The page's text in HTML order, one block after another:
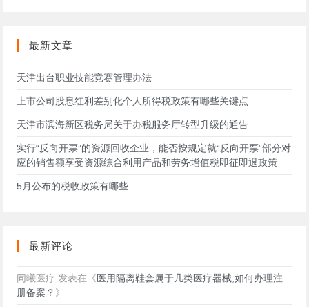
最新文章
天津出台职业技能竞赛管理办法
上市公司股息红利差别化个人所得税政策有哪些关键点
天津市滨海新区税务局关于办税服务厅转型升级的通告
实行“反向开票”的资源回收企业，能否按规定就“反向开票”部分对
应的销售额享受资源综合利用产品和劳务增值税即征即退政策
5月公布的税收政策有哪些
最新评论
同曦医疗 发表在《医用隔离鞋套属于几类医疗器械,如何办理注
册备案？ 》